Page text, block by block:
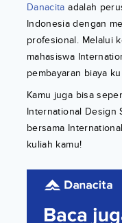
Danacita adalah
Indonesia dengan
profesional. Melalui
mahasiswa
pembayaran biaya
Kamu juga bisa
International Design
bersama
kuliah kamu!